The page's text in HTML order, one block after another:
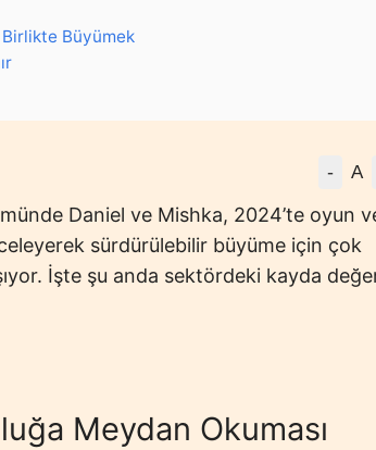
Büyümek
- A
Daniel ve Mishka, 2024’te oyun
sürdürülebilir büyüme için çok
İşte şu anda sektördeki kayda
Meydan Okuması